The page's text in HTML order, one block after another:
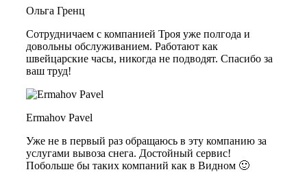
Ольга Гренц
Сотрудничаем с компанией Троя уже полгода и
довольны обслуживанием. Работают как
швейцарские часы, никогда не подводят. Спасибо за
ваш труд!
Ermahov Pavel
Уже не в первый раз обращаюсь в эту компанию за
услугами вывоза снега. Достойный сервис!
Побольше бы таких компаний как в Видном 🙂